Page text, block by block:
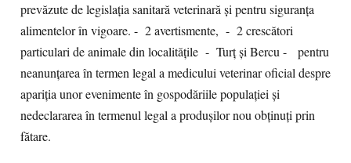
prevăzute de legislația sanitară veterinară și pentru siguranța
alimentelor în vigoare. - 2 avertismente, - 2 crescători
particulari de animale din localitățile - Turț și Bercu - pentru
neanunțarea în termen legal a medicului veterinar oficial despre
apariția unor evenimente în gospodăriile populației și
nedeclararea în termenul legal a produșilor nou obținuți prin
fătare.